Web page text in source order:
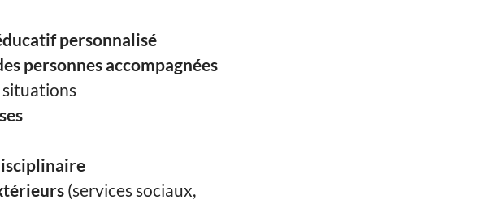
personnalisé
personnes accompagnées
(services sociaux,